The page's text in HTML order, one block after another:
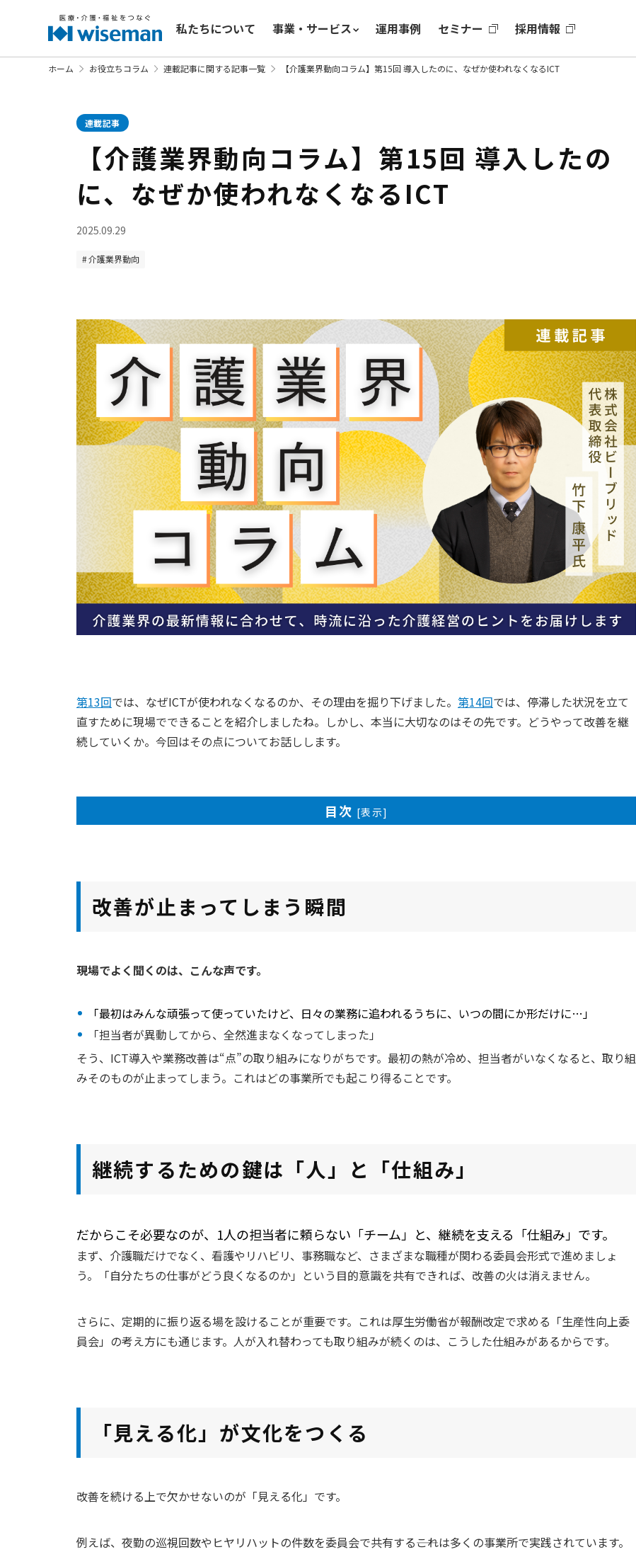
私たちについて 事業・サービス 運用事例 セミナー 採用情報
ホーム お役立ちコラム 連載記事に関する記事一覧 【介護業界動向コラム】第15回 導入したのに、なぜか使われなくなるICT
連載記事
【介護業界動向コラム】第15回 導入したの
に、なぜか使われなくなるICT
2025.09.29
介護業界動向
第13回では、なぜICTが使われなくなるのか、その理由を掘り下げました。 第14回では、停滞した状況を立て
直すために現場でできることを紹介しましたね。しかし、本当に大切なのはその先です。どうやって改善を継
続していくか。今回はその点についてお話しします。
目次 [表示]
改善が止まってしまう瞬間
現場でよく聞くのは、こんな声です。
「最初はみんな頑張って使っていたけど、日々の業務に追われるうちに、いつの間にか形だけに…」
「担当者が異動してから、全然進まなくなってしまった」
そう、ICT導入や業務改善は“点”の取り組みになりがちです。最初の熱が冷め、担当者がいなくなると、取り組
みそのものが止まってしまう。これはどの事業所でも起こり得ることです。
継続するための鍵は「人」と「仕組み」
だからこそ必要なのが、1人の担当者に頼らない「チーム」と、継続を支える「仕組み」です。
まず、介護職だけでなく、看護やリハビリ、事務職など、さまざまな職種が関わる委員会形式で進めましょ
う。「自分たちの仕事がどう良くなるのか」という目的意識を共有できれば、改善の火は消えません。
さらに、定期的に振り返る場を設けることが重要です。これは厚生労働省が報酬改定で求める「生産性向上委
員会」の考え方にも通じます。人が入れ替わっても取り組みが続くのは、こうした仕組みがあるからです。
「見える化」が文化をつくる
改善を続ける上で欠かせないのが「見える化」です。
例えば、夜勤の巡視回数やヒヤリハットの件数を委員会で共有する――これは多くの事業所で実践されています。